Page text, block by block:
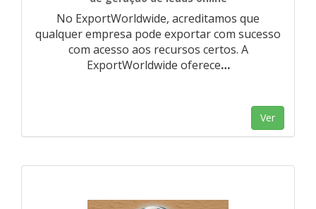
No ExportWorldwide, acreditamos que
qualquer empresa pode exportar com sucesso
com acesso aos recursos certos. A
ExportWorldwide oferece…
Ver